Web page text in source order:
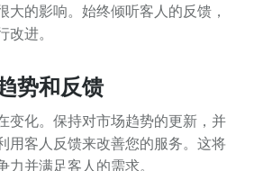
大的影响。始终倾听客人的反馈，
进。
势和反馈
变化。保持对市场趋势的更新，并
用客人反馈来改善您的服务。这将
力并满足客人的需求。